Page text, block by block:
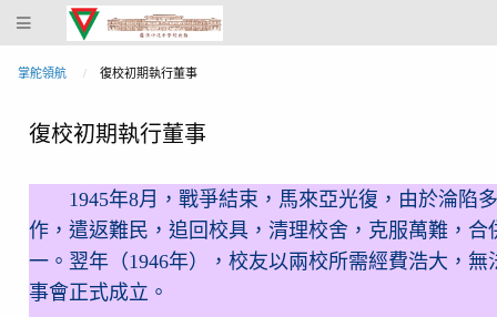
蔴
坡
校
史
館
掌舵領航 復校初期執行董事
復校初期執行董事
1945年8月，戰爭結束，馬來亞光復，由於淪陷
作，遣返難民，追回校具，清理校舍，克服萬難，
一。翌年（1946年），校友以兩校所需經費浩大，
事會正式成立。